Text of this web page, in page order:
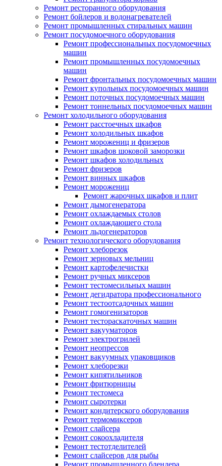
Ремонт ресторанного оборудования
Ремонт бойлеров и водонагревателей
Ремонт промышленных стиральных машин
Ремонт посудомоечного оборудования
Ремонт профессиональных посудомоечных
машин
Ремонт промышленных посудомоечных
машин
Ремонт фронтальных посудомоечных машин
Ремонт купольных посудомоечных машин
Ремонт поточных посудомоечных машин
Ремонт тоннельных посудомоечных машин
Ремонт холодильного оборудования
Ремонт расстоечных шкафов
Ремонт холодильных шкафов
Ремонт морожениц и фризеров
Ремонт шкафов шоковой заморозки
Ремонт шкафов холодильных
Ремонт фризеров
Ремонт винных шкафов
Ремонт морожениц
Ремонт жарочных шкафов и плит
Ремонт дымогенератора
Ремонт охлаждаемых столов
Ремонт охлаждающего стола
Ремонт льдогенераторов
Ремонт технологического оборудования
Ремонт хлеборезок
Ремонт зерновых мельниц
Ремонт картофелечистки
Ремонт ручных миксеров
Ремонт тестомесильных машин
Ремонт дегидратора профессионального
Ремонт тестоотсадочных машин
Ремонт гомогенизаторов
Ремонт тестораскаточных машин
Ремонт вакууматоров
Ремонт электрогрилей
Ремонт неопрессов
Ремонт вакуумных упаковщиков
Ремонт хлеборезки
Ремонт кипятильников
Ремонт фритюрницы
Ремонт тестомеса
Ремонт сыротерки
Ремонт кондитерского оборудования
Ремонт термомиксеров
Ремонт слайсера
Ремонт сокоохладителя
Ремонт тестотделителей
Ремонт слайсеров для рыбы
Ремонт промышленного блендера